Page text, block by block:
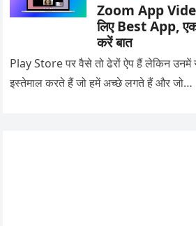
Zoom App
लिए Best App,
करें बात
Play Store पर वैसे तो ढेरों ऐप हैं लेकिन
इस्तेमाल करते हैं जो हमें अच्छे लगते हैं और जो…